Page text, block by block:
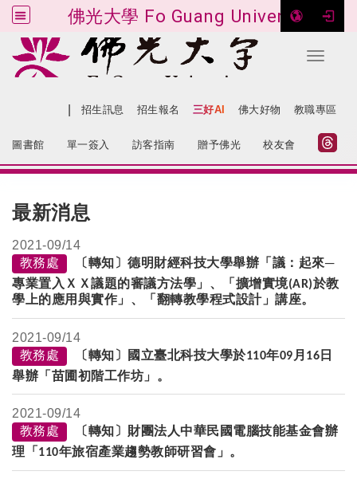
佛光大學 Fo Guang University
Toggle
跳到主要內容
招生訊息 招生報名 三好AI 佛大好物 教職專區
圖書館 單一簽入 訪客指南 贈予佛光 校友會
最新消息
2021-09/14
教務處
〔轉知〕德明財經科技大學舉辦「議：起來─
專業置入ＸＸ議題的審議方法學」、「擴增實境(AR)於教
學上的應用與實作」、「翻轉教學程式設計」講座。
2021-09/14
教務處
〔轉知〕國立臺北科技大學於110年09 月 16 日
舉辦「苗圃初階工作坊」。
2021-09/14
教務處
〔轉知〕財團法人中華民國電腦技能基金會辦
理「 110年旅宿產業趨勢教師研習會」。